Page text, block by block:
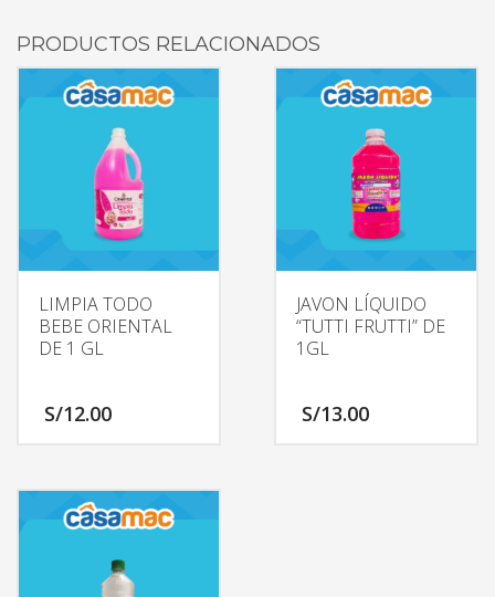
PRODUCTOS RELACIONADOS
LIMPIA TODO
BEBE ORIENTAL
DE 1 GL
S/12.00
JAVON LÍQUIDO
“TUTTI FRUTTI” DE
1GL
S/13.00